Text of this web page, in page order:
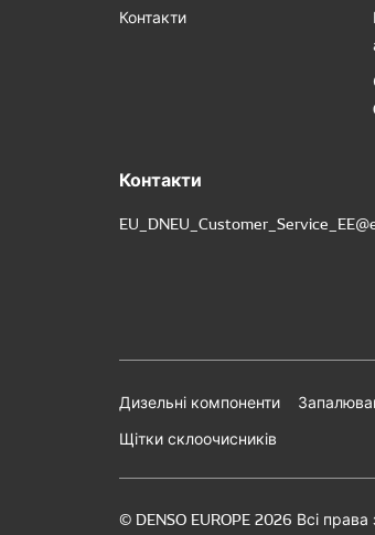
Контакти
Контакти
Дизельні компоненти
Щітки склоочисників
© DENSO EUROPE 2026 Всі права